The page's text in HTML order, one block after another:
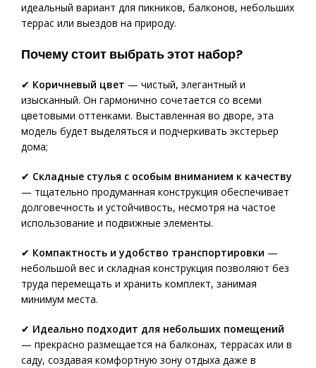
идеальный вариант для пикников, балконов, небольших
террас или выездов на природу.
Почему стоит выбрать этот набор?
✔ Коричневый цвет — чистый, элегантный и
изысканный. Он гармонично сочетается со всеми
цветовыми оттенками. Выставленная во дворе, эта
модель будет выделяться и подчеркивать экстерьер
дома;
✔ Складные стулья с особым вниманием к качеству
— тщательно продуманная конструкция обеспечивает
долговечность и устойчивость, несмотря на частое
использование и подвижные элементы.
✔ Компактность и удобство транспортировки —
небольшой вес и складная конструкция позволяют без
труда перемещать и хранить комплект, занимая
минимум места.
✔ Идеально подходит для небольших помещений
— прекрасно размещается на балконах, террасах или в
саду, создавая комфортную зону отдыха даже в